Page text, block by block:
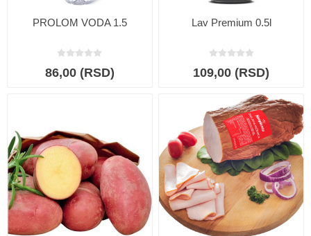
PROLOM VODA 1.5
86,00 (RSD)
Lav Premium 0.5l
109,00 (RSD)